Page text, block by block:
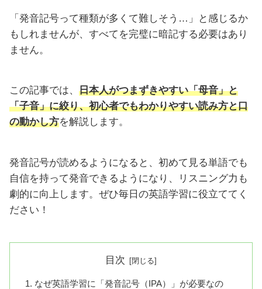
「発音記号って種類が多くて難しそう…」と感じるか
もしれませんが、すべてを完璧に暗記する必要はあり
ません。
この記事では、 日本人がつまずきやすい「母音」と
「子音」に絞り、初心者でもわかりやすい読み方と口
の動かし方を解説します。
発音記号が読めるようになると、初めて見る単語でも
自信を持って発音できるようになり、リスニング力も
劇的に向上します。ぜひ毎日の英語学習に役立ててく
ださい！
目次
なぜ英語学習に「発音記号（IPA）」が必要なの